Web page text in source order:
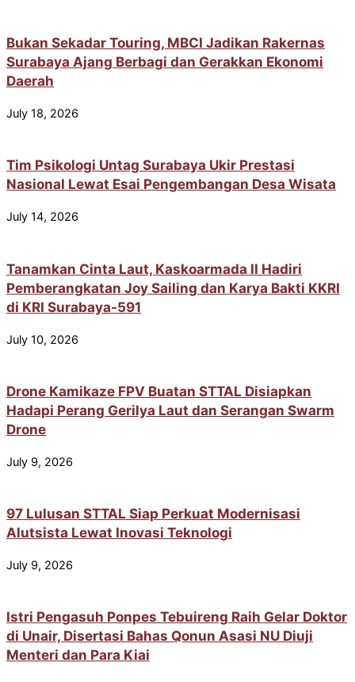
Bukan Sekadar Touring, MBCI Jadikan Rakernas
Surabaya Ajang Berbagi dan Gerakkan Ekonomi
Daerah
July 18, 2026
Tim Psikologi Untag Surabaya Ukir Prestasi
Nasional Lewat Esai Pengembangan Desa Wisata
July 14, 2026
Tanamkan Cinta Laut, Kaskoarmada II Hadiri
Pemberangkatan Joy Sailing dan Karya Bakti KKRI
di KRI Surabaya-591
July 10, 2026
Drone Kamikaze FPV Buatan STTAL Disiapkan
Hadapi Perang Gerilya Laut dan Serangan Swarm
Drone
July 9, 2026
97 Lulusan STTAL Siap Perkuat Modernisasi
Alutsista Lewat Inovasi Teknologi
July 9, 2026
Istri Pengasuh Ponpes Tebuireng Raih Gelar Doktor
di Unair, Disertasi Bahas Qonun Asasi NU Diuji
Menteri dan Para Kiai